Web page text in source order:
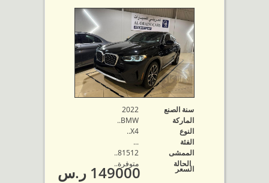
سنة الصنع
2022
الماركة
BMW..
النوع
X4..
الفئة
...
الممشى
81512..
الحالة
متوفرة‬..
السعر 149000 ر.س